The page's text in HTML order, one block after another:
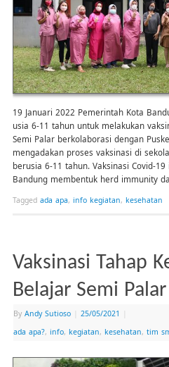
19 Januari 2022 Pemerintah Kota
usia 6-11 tahun untuk melakukan
Semi Palar berkolaborasi dengan
mengadakan proses vaksinasi di
berusia 6-11 tahun. Vaksinasi Covid-
Bandung membentuk herd immunity
Tagged ada apa, info kegiatan, kesehatan
Vaksinasi Tahap
Belajar Semi Palar
By Andy Sutioso 25/05/2021
ada apa?, info, kegiatan, kesehatan, tim